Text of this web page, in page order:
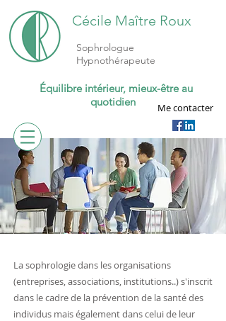
Cécile Maître Roux
Sophrologue
Hypnothérapeute
Me contacter
Équilibre intérieur, mieux-être au
quotidien
La sophrologie dans les organisations
(entreprises, associations, institutions..) s'inscrit
dans le cadre de la prévention de la santé des
individus mais également dans celui de leur